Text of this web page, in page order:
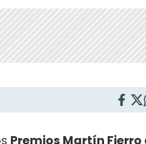
Premios Martín Fierro